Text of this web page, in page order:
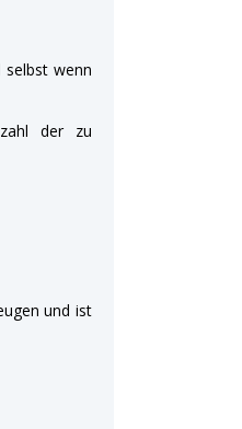
selbst wenn
der zu
und ist